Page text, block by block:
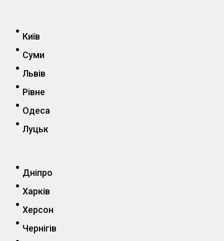
Київ
Суми
Львів
Рівне
Одеса
Луцьк
Дніпро
Харків
Херсон
Чернігів